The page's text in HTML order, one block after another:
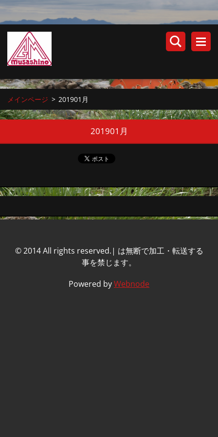
メインページ > 201901月
201901月
© 2014 All rights reserved.| は無断で加工・転送する
事を禁じます。
Powered byWebnode